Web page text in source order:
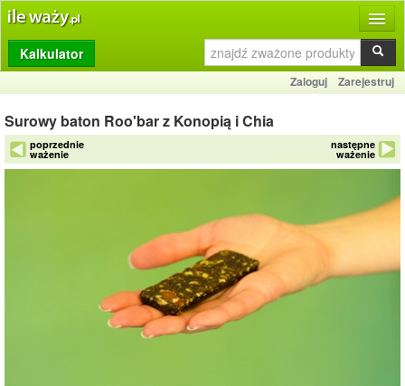
Produkty
Dziennik
Przelicznik
Porównywarka
Kalkulator
Zaloguj Zarejestruj
Surowy baton Roo'bar z Konopią i Chia
poprzednie
ważenie
następne
ważenie